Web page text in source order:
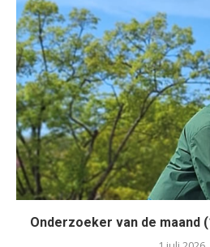
Onderzoeker van de maand